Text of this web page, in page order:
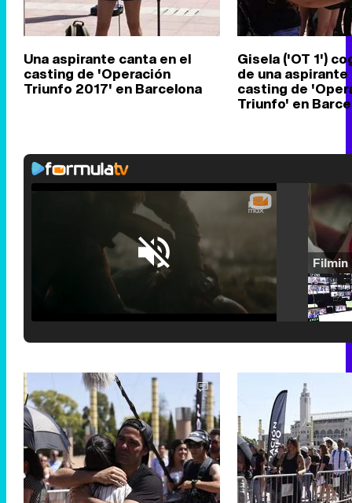
Una aspirante canta en el
casting de 'Operación
Triunfo 2017' en Barcelona
Gisela ('OT 1')
de una aspirante
casting de
Triunfo' en